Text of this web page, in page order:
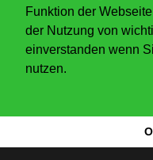
Funktion der
der Nutzung von
einverstanden wenn
nutzen.
Anmelden